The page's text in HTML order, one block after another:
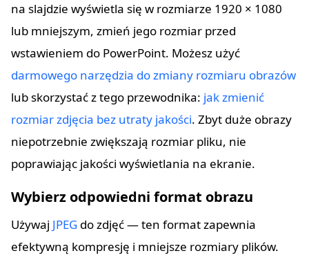
na slajdzie wyświetla się w rozmiarze 1920 × 1080
lub mniejszym, zmień jego rozmiar przed
wstawieniem do PowerPoint. Możesz użyć
darmowego narzędzia do zmiany rozmiaru obrazów
lub skorzystać z tego przewodnika: jak zmienić
rozmiar zdjęcia bez utraty jakości. Zbyt duże obrazy
niepotrzebnie zwiększają rozmiar pliku, nie
poprawiając jakości wyświetlania na ekranie.
Wybierz odpowiedni format obrazu
Używaj JPEG do zdjęć — ten format zapewnia
efektywną kompresję i mniejsze rozmiary plików.